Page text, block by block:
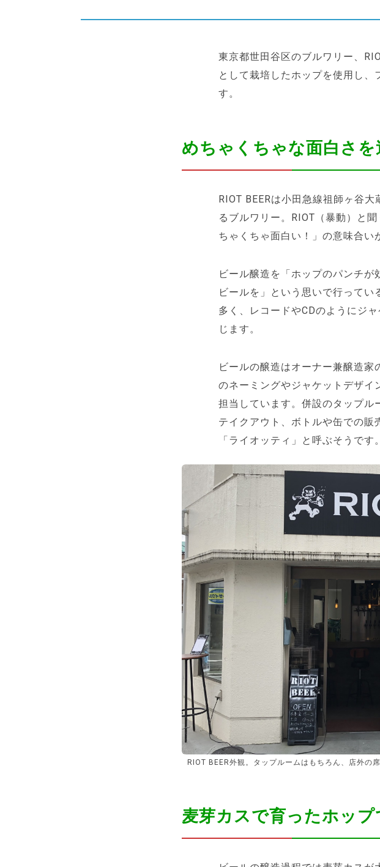
東京都世田谷区のブルワリー、
として栽培したホップを使用し、
す。
めちゃくちゃな面白さ
RIOT BEERは小田急線祖師ヶ谷
るブルワリー。RIOT（暴動）と
ちゃくちゃ面白い！」の意味合い
ビール醸造を「ホップのパンチ
ビールを」という思いで行って
多く、レコードやCDのようにジ
じます。
ビールの醸造はオーナー兼醸造
のネーミングやジャケットデザイ
担当しています。併設のタップル
テイクアウト、ボトルや缶での販
「ライオッティ」と呼ぶそうです。
RIOT BEER外観。タップルームはもちろん、店外の
麦芽カスで育ったホッ